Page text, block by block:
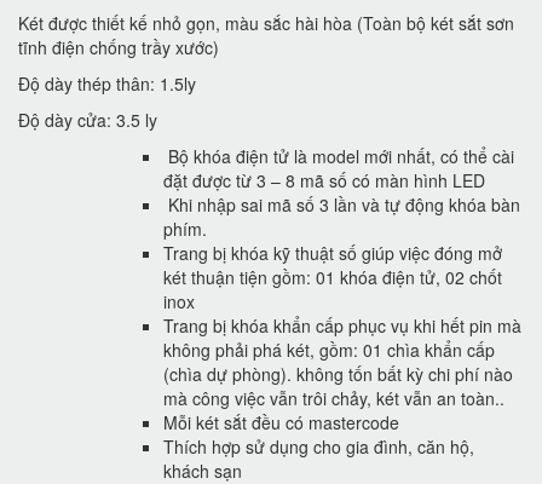
Két được thiết kế nhỏ gọn, màu sắc hài hòa (Toàn bộ két sắt sơn
tĩnh điện chống trầy xước)
Độ dày thép thân: 1.5ly
Độ dày cửa: 3.5 ly
Bộ khóa điện tử là model mới nhất, có thể cài
đặt được từ 3 – 8 mã số có màn hình LED
Khi nhập sai mã số 3 lần và tự động khóa bàn
phím.
Trang bị khóa kỹ thuật số giúp việc đóng mở
két thuận tiện gồm: 01 khóa điện tử, 02 chốt
inox
Trang bị khóa khẩn cấp phục vụ khi hết pin mà
không phải phá két, gồm: 01 chìa khẩn cấp
(chìa dự phòng). không tốn bất kỳ chi phí nào
mà công việc vẫn trôi chảy, két vẫn an toàn..
Mỗi két sắt đều có mastercode
Thích hợp sử dụng cho gia đình, căn hộ,
khách sạn